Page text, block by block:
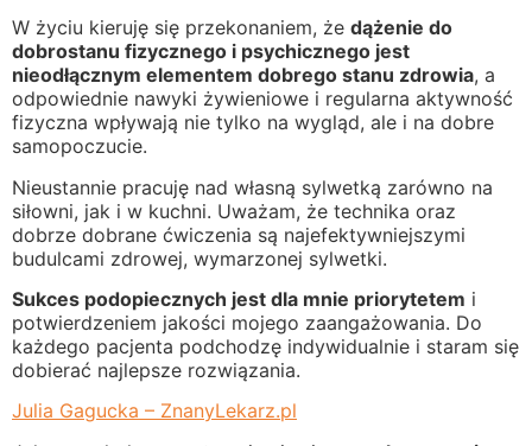
W życiu kieruję się przekonaniem, że dążenie do
dobrostanu fizycznego i psychicznego jest
nieodłącznym elementem dobrego stanu zdrowia, a
odpowiednie nawyki żywieniowe i regularna aktywność
fizyczna wpływają nie tylko na wygląd, ale i na dobre
samopoczucie.
Nieustannie pracuję nad własną sylwetką zarówno na
siłowni, jak i w kuchni. Uważam, że technika oraz
dobrze dobrane ćwiczenia są najefektywniejszymi
budulcami zdrowej, wymarzonej sylwetki.
Sukces podopiecznych jest dla mnie priorytetem i
potwierdzeniem jakości mojego zaangażowania. Do
każdego pacjenta podchodzę indywidualnie i staram się
dobierać najlepsze rozwiązania.
Julia Gagucka – ZnanyLekarz.pl